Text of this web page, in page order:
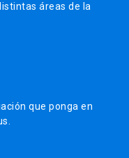
áreas de la
que ponga en